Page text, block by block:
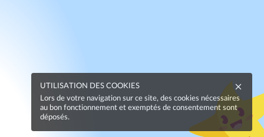
UTILISATION DES COOKIES
Lors de votre navigation sur ce site, des cookies nécessaires
au bon fonctionnement et exemptés de consentement sont
déposés.